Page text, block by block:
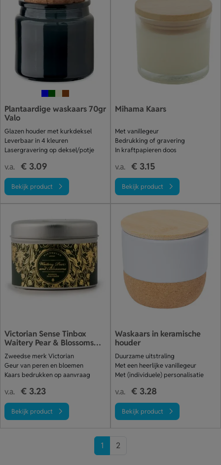
Plantaardige waskaars 70gr
Valo
Glazen houder met kurkdeksel
Leverbaar in 4 kleuren
Lasergravering op deksel/potje
v.a. € 3.09
Bekijk product
Mihama Kaars
Met vanillegeur
Bedrukking of gravering
In kraftpapieren doos
v.a. € 3.15
Bekijk product
Victorian Sense Tinbox
Waitery Pear & Blossoms
geurkaars
Zweedse merk Victorian
Geur van peren en bloemen
Kaars bedrukken op aanvraag
v.a. € 3.23
Bekijk product
Waskaars in keramische
houder
Duurzame uitstraling
Met een heerlijke vanillegeur
Met (individuele) personalisatie
v.a. € 3.28
Bekijk product
1 2